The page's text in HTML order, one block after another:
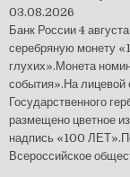
03.08.2026
Банк России 4
серебряную монету
глухих».Монета
события».На лицевой
Государственного
размещено цветное
надпись «100
Всероссийское